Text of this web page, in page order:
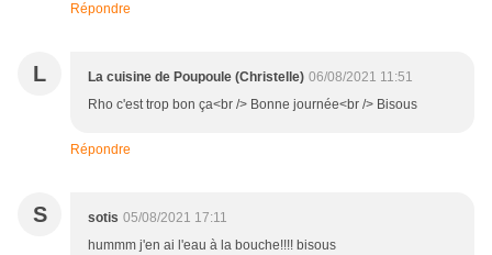
Répondre
L La cuisine de Poupoule (Christelle) 06/08/2021 11:51
Rho c'est trop bon ça<br /> Bonne journée<br /> Bisous
Répondre
S sotis 05/08/2021 17:11
hummm j'en ai l'eau à la bouche!!!! bisous